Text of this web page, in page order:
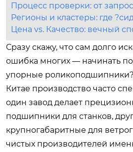
Процесс проверки: от
Регионы и кластеры: где
Цена vs. Качество: вечный
Сразу скажу, что сам долго
ошибка многих — начинать
упорные роликоподшипники?
Китае производство часто
один завод делает
подшипники для станков,
крупногабаритные для
чистых производителей